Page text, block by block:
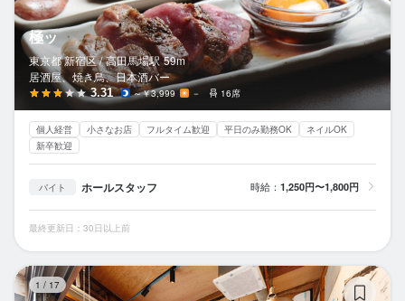
極ッ
東京都 新宿区 / 高田馬場駅 59m
居酒屋、焼き鳥、日本酒バー
3.31 ～￥3,999 － 16席
個人経営 小さなお店 フルタイム歓迎 平日のみ勤務OK
ネイルOK
新卒歓迎
バイト ホールスタッフ 時給： 1,250円〜1,800円
最終更新日：30日以上前
1 / 17